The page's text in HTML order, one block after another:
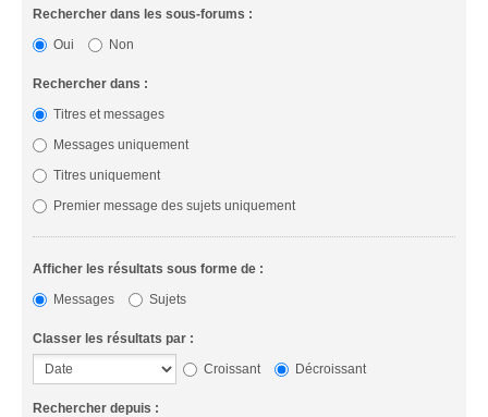
Rechercher dans les sous-forums :
Oui
Non
Rechercher dans :
Titres et messages
Messages uniquement
Titres uniquement
Premier message des sujets uniquement
Afficher les résultats sous forme de :
Messages
Sujets
Classer les résultats par :
Croissant
Décroissant
Rechercher depuis :